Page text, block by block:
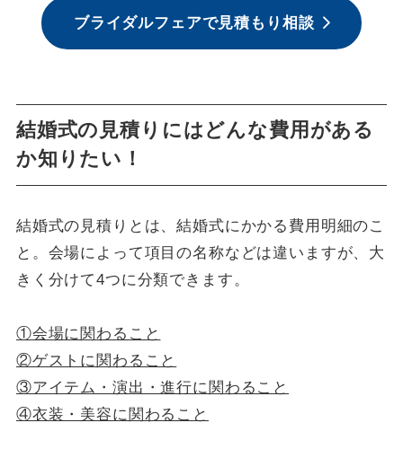
ブライダルフェアで見積もり相談
結婚式の見積りにはどんな費用がある
か知りたい！
結婚式の見積りとは、結婚式にかかる費用明細のこ
と。会場によって項目の名称などは違いますが、大
きく分けて4つに分類できます。
①会場に関わること
②ゲストに関わること
③アイテム・演出・進行に関わること
④衣装・美容に関わること